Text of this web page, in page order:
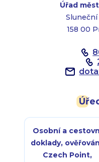
Úřad
Sluneční
158 00
Osobní a
doklady,
Czech Point,